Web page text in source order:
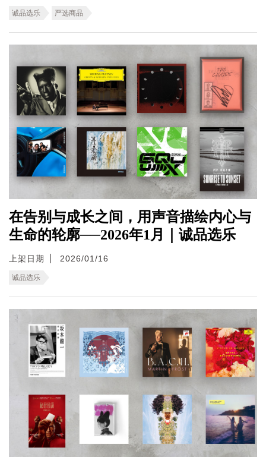
诚品选乐 严选商品
在告别与成长之间，用声音描绘内心与
生命的轮廓──2026年1月｜诚品选乐
上架日期 2026/01/16
诚品选乐